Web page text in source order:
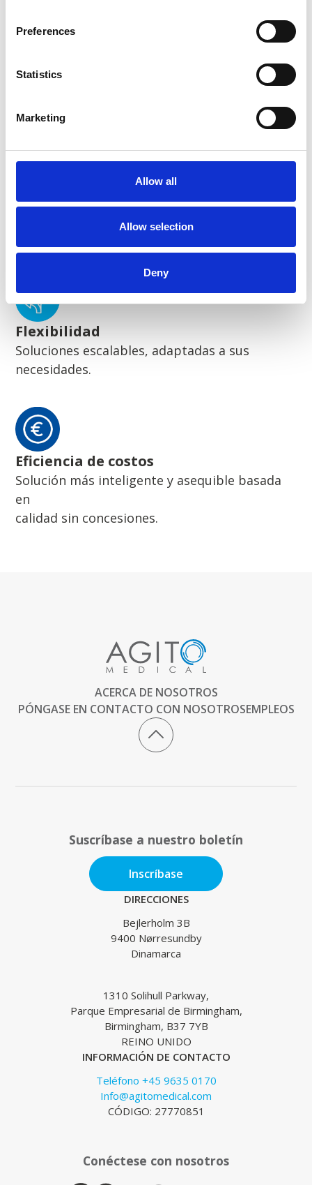
Preferences
Statistics
Marketing
Allow all
Allow selection
Deny
Más de 20 años de experiencia, conocimientos
líderes en la industria.
Flexibilidad
Soluciones escalables, adaptadas a sus
necesidades.
Eficiencia de costos
Solución más inteligente y asequible basada
en
calidad sin concesiones.
ACERCA DE NOSOTROS
PÓNGASE EN CONTACTO CON NOSOTROSEMPLEOS
Suscríbase a nuestro boletín
Inscríbase
DIRECCIONES
Bejlerholm 3B
9400 Nørresundby
Dinamarca
1310 Solihull Parkway,
Parque Empresarial de Birmingham,
Birmingham, B37 7YB
REINO UNIDO
INFORMACIÓN DE CONTACTO
Teléfono +45 9635 0170
Info@agitomedical.com
CÓDIGO: 27770851
Conéctese con nosotros